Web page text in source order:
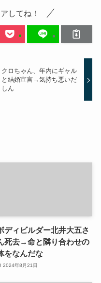
してね！
クロちゃん、年内にギャル
と結婚宣言→気持ち悪いだ
しん
ディビルダー北井大五さ
死去→命と隣り合わせの
をなんだな
2024年8月21日